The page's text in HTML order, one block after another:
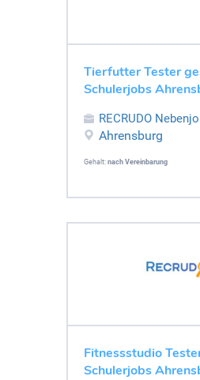
Tierfutter Tester
Schulerjobs
RECRUDO
Ahrensburg
Gehalt: nach Vereinbarung
Fitnessstudio
Schulerjobs